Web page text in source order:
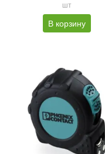
шт
В корзину